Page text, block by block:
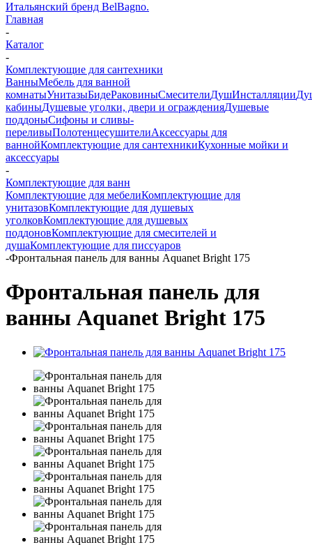
Итальянский бренд BelBagno.
Главная
-
Каталог
-
Комплектующие для сантехники
ВанныМебель для ванной
комнатыУнитазыБидеРаковиныСмесителиДушИнсталляции
кабиныДушевые уголки, двери и огражденияДушевые
поддоныСифоны и сливы-
переливыПолотенцесушителиАксессуары для
ваннойКомплектующие для сантехникиКухонные мойки и
аксессуары
-
Комплектующие для ванн
Комплектующие для мебелиКомплектующие для
унитазовКомплектующие для душевых
уголковКомплектующие для душевых
поддоновКомплектующие для смесителей и
душаКомплектующие для писсуаров
-Фронтальная панель для ванны Aquanet Bright 175
Фронтальная панель для
ванны Aquanet Bright 175